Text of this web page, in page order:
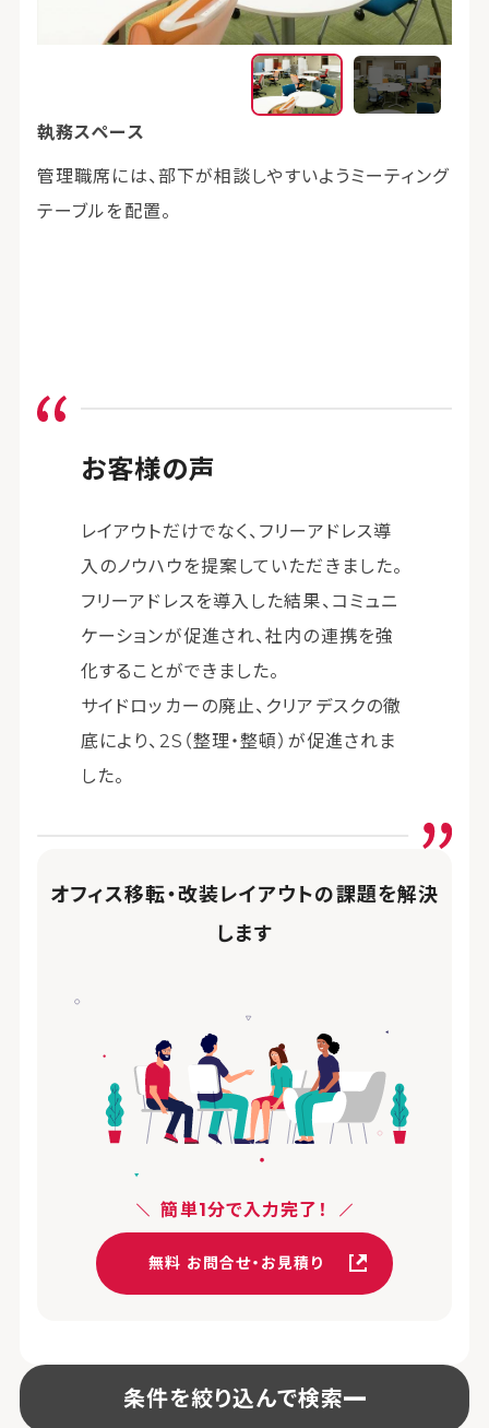
執務スペース
管理職席には、部下が相談しやすいようミーティング
テーブルを配置。
お客様の声
レイアウトだけでなく、フリーアドレス導
入のノウハウを提案していただきました。
フリーアドレスを導入した結果、コミュニ
ケーションが促進され、社内の連携を強
化することができました。
サイドロッカーの廃止、クリアデスクの徹
底により、2S（整理・整頓）が促進されま
した。
オフィス移転・改装レイアウトの課題を解決
します
簡単1分で入力完了！
無料 お問合せ・お見積り
条件を絞り込んで検索